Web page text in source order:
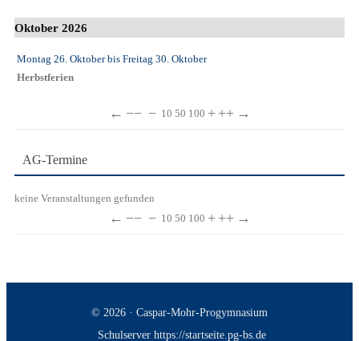
Oktober 2026
Montag 26. Oktoberbis Freitag 30. Oktober
Herbstferien
← −− − 10 50 100 + ++ →
AG-Termine
keine Veranstaltungen gefunden
← −− − 10 50 100 + ++ →
© 2026 · Caspar-Mohr-Progymnasium
Schulserver https://startseite.pg-bs.de